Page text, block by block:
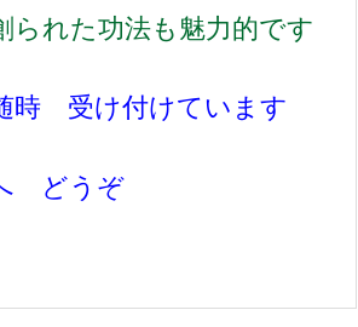
れた功法も魅力的です
時 受け付けています
どうぞ